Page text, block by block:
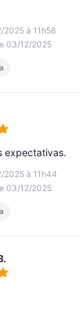
2025 à 11h58
03/12/2025
5
2025 à 11h44
03/12/2025
expectativas.
5